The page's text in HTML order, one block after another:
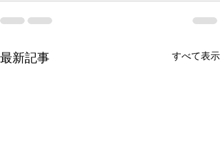
最新記事 すべて表示